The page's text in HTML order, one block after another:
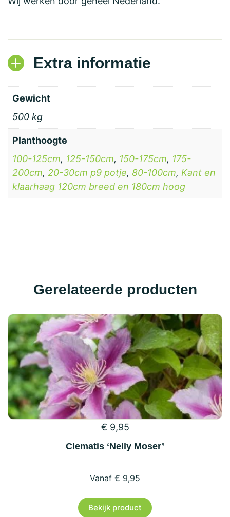
Extra informatie
Gewicht
500 kg
Planthoogte
100-125cm, 125-150cm, 150-175cm, 175-
200cm, 20-30cm p9 potje, 80-100cm, Kant en
klaarhaag 120cm breed en 180cm hoog
Gerelateerde producten
€ 9,95
Clematis ‘Nelly Moser’
€ 9,95
Bekijk product
product